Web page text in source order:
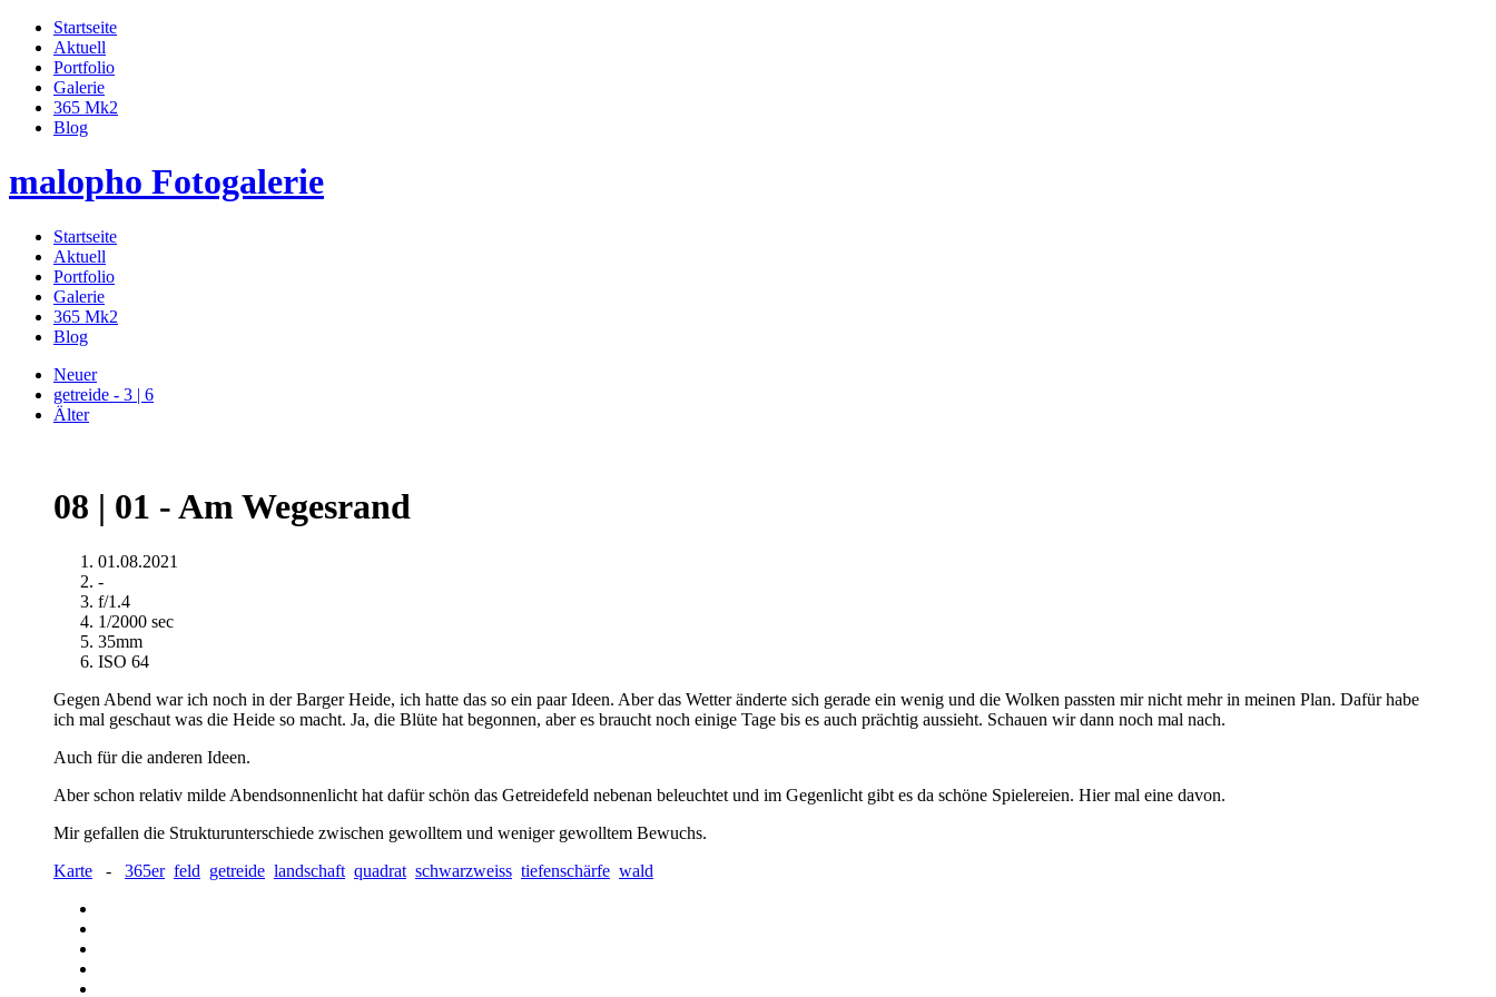
Startseite
Aktuell
Portfolio
Galerie
365 Mk2
Blog
malopho Fotogalerie
Startseite
Aktuell
Portfolio
Galerie
365 Mk2
Blog
Neuer
getreide - 3 | 6
Älter
08 | 01 - Am Wegesrand
01.08.2021
-
f/1.4
1/2000 sec
35mm
ISO 64
Gegen Abend war ich noch in der Barger Heide, ich hatte das so ein paar Ideen. Aber das Wetter änderte sich gerade ein wenig und die Wolken passten mir nicht mehr in meinen Plan. Dafür habe
ich mal geschaut was die Heide so macht. Ja, die Blüte hat begonnen, aber es braucht noch einige Tage bis es auch prächtig aussieht. Schauen wir dann noch mal nach.
Auch für die anderen Ideen.
Aber schon relativ milde Abendsonnenlicht hat dafür schön das Getreidefeld nebenan beleuchtet und im Gegenlicht gibt es da schöne Spielereien. Hier mal eine davon.
Mir gefallen die Strukturunterschiede zwischen gewolltem und weniger gewolltem Bewuchs.
Karte - 365er feld getreide landschaft quadrat schwarzweiss tiefenschärfe wald